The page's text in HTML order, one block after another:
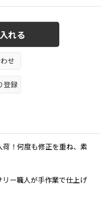
れる
せ
登録
！何度も修正を重ね、素
ー職人が手作業で仕上げ